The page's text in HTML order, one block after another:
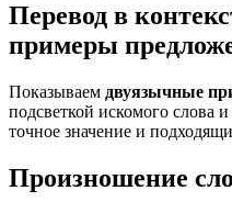
Перевод в
примеры
Показываем двуязычные
подсветкой искомого слова
точное значение и
Произношение